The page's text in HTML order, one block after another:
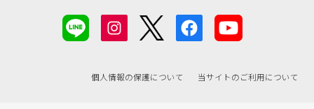
2019年04月
2019年03月
個人情報の保護について 当サイトのご利用について